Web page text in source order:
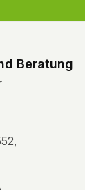
Beratung